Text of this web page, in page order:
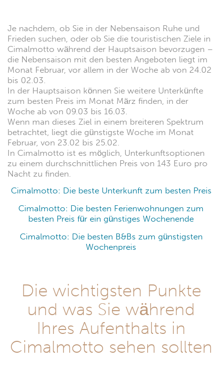
Je nachdem, ob Sie in der Nebensaison Ruhe und
Frieden suchen, oder ob Sie die touristischen Ziele in
Cimalmotto während der Hauptsaison bevorzugen –
die Nebensaison mit den besten Angeboten liegt im
Monat Februar, vor allem in der Woche ab von 24.02
bis 02.03.
In der Hauptsaison können Sie weitere Unterkünfte
zum besten Preis im Monat März finden, in der
Woche ab von 09.03 bis 16.03.
Wenn man dieses Ziel in einem breiteren Spektrum
betrachtet, liegt die günstigste Woche im Monat
Februar, von 23.02 bis 25.02.
In Cimalmotto ist es möglich, Unterkunftsoptionen
zu einem durchschnittlichen Preis von 143 Euro pro
Nacht zu finden.
Cimalmotto: Die beste Unterkunft zum besten Preis
Cimalmotto: Die besten Ferienwohnungen zum
besten Preis für ein günstiges Wochenende
Cimalmotto: Die besten B&Bs zum günstigsten
Wochenpreis
Die wichtigsten Punkte
und was Sie während
Ihres Aufenthalts in
Cimalmotto sehen sollten